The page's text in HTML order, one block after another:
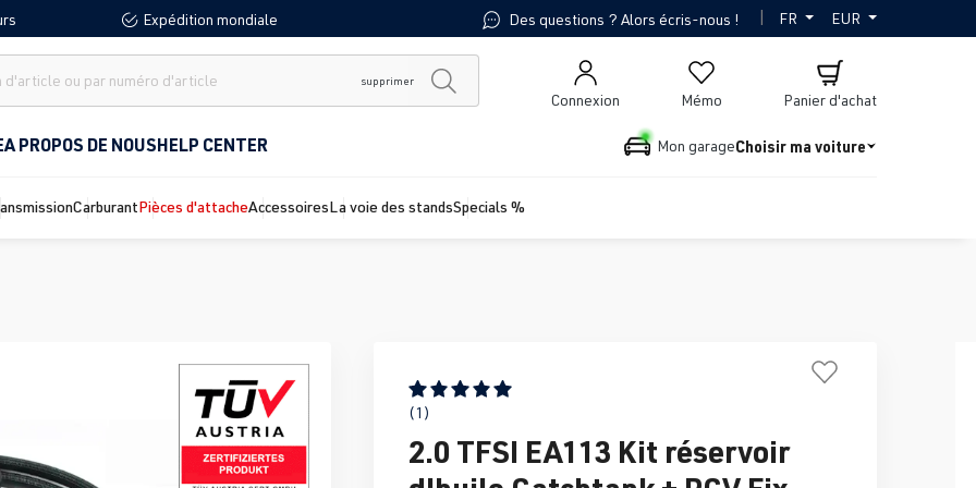
Expédition mondiale Des questions ? Alors écris-nous ! | FR EUR
supprimer
Mémo
Connexion Panier d'achat
A PROPOS DE NOUSHELP CENTER Mon garageChoisir ma voiture
CarburantPièces d'attacheAccessoiresLa voie des standsSpecials %
Note moyenne de 5 sur 5 étoiles
(1)
2.0 TFSI EA113 Kit réservoir